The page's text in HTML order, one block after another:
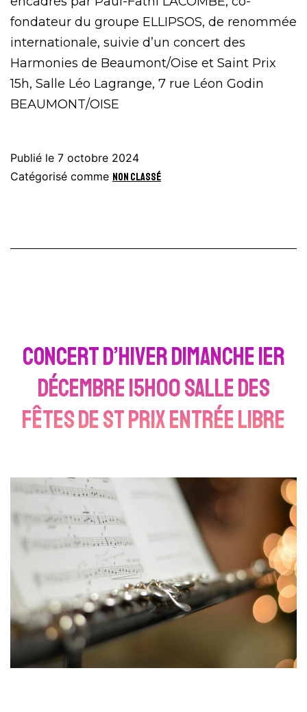
fondateur du groupe ELLIPSOS, de renommée
internationale, suivie d’un concert des
Harmonies de Beaumont/Oise et Saint Prix
15h, Salle Léo Lagrange, 7 rue Léon Godin
BEAUMONT/OISE
Publié le 7 octobre 2024
Catégorisé comme Non classé
CONCERT D’HIVER Dimanche 1er
décembre 15h00 salle des
fêtes de St Prix entrée libre